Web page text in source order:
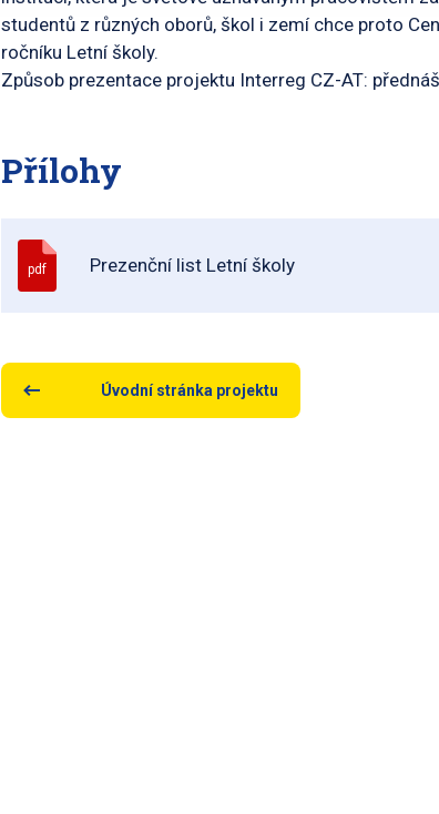
studentů z různých oborů, škol i zemí chce proto
ročníku Letní školy.
Způsob prezentace projektu Interreg CZ-AT:
Přílohy
pdf Prezenční list Letní školy
Úvodní stránka projektu